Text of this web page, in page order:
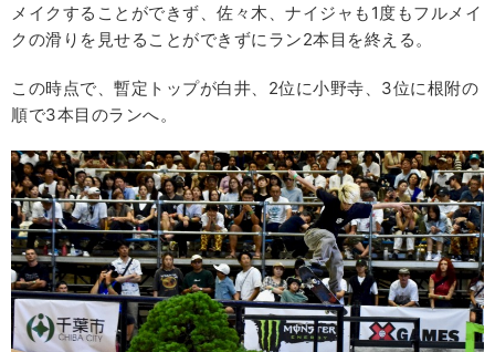
メイクすることができず、佐々木、ナイジャも1度もフルメイ
クの滑りを見せることができずにラン2本目を終える。
この時点で、暫定トップが白井、2位に小野寺、3位に根附の
順で3本目のランへ。